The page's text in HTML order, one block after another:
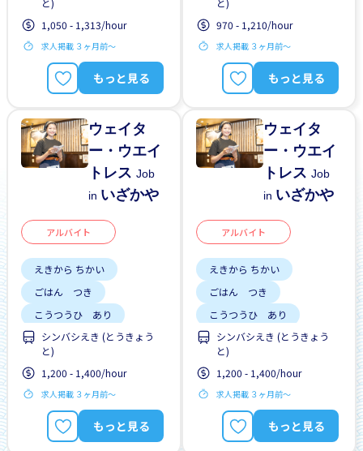
土日 しごと
と)
1,050 - 1,313/hour
求人掲載 ３ヶ月前〜
もっと見る
土日 しごと
と)
970 - 1,210/hour
求人掲載 ３ヶ月前〜
もっと見る
ウェイタ
ー・ウエイ
トレスJob
in いざかや
アルバイト
えきから ちかい
ごはん つき
こうつうひ あり
りれきしょ なし
しゃいんに なれる
がいこくじんが いる
はじめて OK
シンバシえき (とうきょう
と)
1,200 - 1,400/hour
求人掲載 ３ヶ月前〜
もっと見る
ウェイタ
ー・ウエイ
トレスJob
in いざかや
アルバイト
えきから ちかい
ごはん つき
こうつうひ あり
りれきしょ なし
しゃいんに なれる
がいこくじんが いる
はじめて OK
シンバシえき (とうきょう
と)
1,200 - 1,400/hour
求人掲載 ３ヶ月前〜
もっと見る